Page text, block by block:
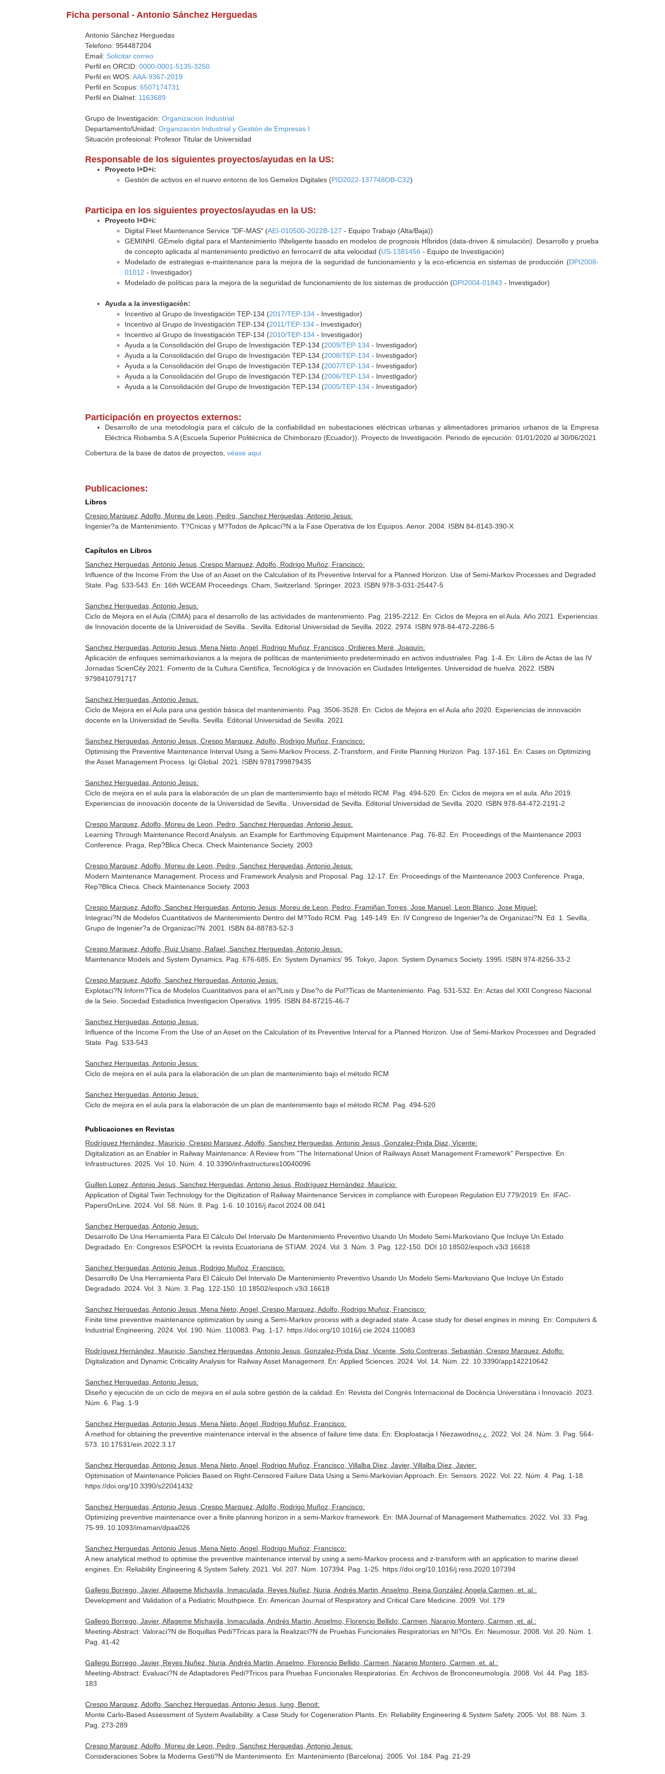
Ficha personal - Antonio Sánchez Herguedas
Antonio Sánchez Herguedas
Telefono: 954487204
Email: Solicitar correo
Perfil en ORCID:0000-0001-5135-3250
Perfil en WOS:AAA-9367-2019
Perfil en Scopus:6507174731
Perfil en Dialnet: 1163689
Grupo de Investigación:Organizacion Industrial
Departamento/Unidad:Organización Industrial y Gestión de Empresas I
Situación profesional: Profesor Titular de Universidad
Responsable de los siguientes proyectos/ayudas en la US:
Proyecto I+D+i:
Gestión de activos en el nuevo entorno de los Gemelos Digitales (PID2022-137748OB-C32)
Participa en los siguientes proyectos/ayudas en la US:
Proyecto I+D+i:
Digital Fleet Maintenance Service "DF-MAS" (AEI-010500-2022B-127 - Equipo Trabajo (Alta/Baja))
GEMINHI. GEmelo digital para el Mantenimiento INteligente basado en modelos de prognosis HÍbridos (data-driven & simulación). Desarrollo y prueba
de concepto aplicada al mantenimiento predictivo en ferrocarril de alta velocidad (US-1381456 - Equipo de Investigación)
Modelado de estrategias e-maintenance para la mejora de la seguridad de funcionamiento y la eco-eficiencia en sistemas de producción (DPI2008-
01012 - Investigador)
Modelado de políticas para la mejora de la seguridad de funcionamiento de los sistemas de producción (DPI2004-01843 - Investigador)
Ayuda a la investigación:
Incentivo al Grupo de Investigación TEP-134 (2017/TEP-134 - Investigador)
Incentivo al Grupo de Investigación TEP-134 (2011/TEP-134 - Investigador)
Incentivo al Grupo de Investigación TEP-134 (2010/TEP-134 - Investigador)
Ayuda a la Consolidación del Grupo de Investigación TEP-134 (2009/TEP-134 - Investigador)
Ayuda a la Consolidación del Grupo de Investigación TEP-134 (2008/TEP-134 - Investigador)
Ayuda a la Consolidación del Grupo de Investigación TEP-134 (2007/TEP-134 - Investigador)
Ayuda a la Consolidación del Grupo de Investigación TEP-134 (2006/TEP-134 - Investigador)
Ayuda a la Consolidación del Grupo de Investigación TEP-134 (2005/TEP-134 - Investigador)
Participación en proyectos externos:
Desarrollo de una metodología para el cálculo de la confiabilidad en subestaciones eléctricas urbanas y alimentadores primarios urbanos de la Empresa
Eléctrica Riobamba S.A (Escuela Superior Politécnica de Chimborazo (Ecuador)). Proyecto de Investigación. Periodo de ejecución: 01/01/2020 al 30/06/2021
Cobertura de la base de datos de proyectos,véase aqui
Publicaciones:
Libros
Crespo Marquez, Adolfo, Moreu de Leon, Pedro, Sanchez Herguedas, Antonio Jesus:
Ingenier?a de Mantenimiento. T?Cnicas y M?Todos de Aplicaci?N a la Fase Operativa de los Equipos. Aenor. 2004. ISBN 84-8143-390-X
Capítulos en Libros
Sanchez Herguedas, Antonio Jesus, Crespo Marquez, Adolfo, Rodrigo Muñoz, Francisco:
Influence of the Income From the Use of an Asset on the Calculation of its Preventive Interval for a Planned Horizon. Use of Semi-Markov Processes and Degraded
State. Pag. 533-543. En: 16th WCEAM Proceedings . Cham, Switzerland. Springer. 2023. ISBN 978-3-031-25447-5
Sanchez Herguedas, Antonio Jesus:
Ciclo de Mejora en el Aula (CIMA) para el desarrollo de las actividades de mantenimiento. Pag. 2195-2212. En: Ciclos de Mejora en el Aula. Año 2021. Experiencias
de Innovación docente de la Universidad de Sevilla.
. Sevilla. Editorial Universidad de Sevilla. 2022. 2974. ISBN 978-84-472-2286-5
Sanchez Herguedas, Antonio Jesus, Mena Nieto, Angel, Rodrigo Muñoz, Francisco, Ordieres Meré, Joaquín:
Aplicación de enfoques semimarkovianos a la mejora de políticas de mantenimiento predeterminado en activos industriales. Pag. 1-4. En: Libro de Actas de las IV
Jornadas ScienCity 2021: Fomento de la Cultura Científica, Tecnológica y de Innovación en Ciudades Inteligentes . Universidad de huelva. 2022. ISBN
9798410791717
Sanchez Herguedas, Antonio Jesus:
Ciclo de Mejora en el Aula para una gestión básica del mantenimiento. Pag. 3506-3528. En: Ciclos de Mejora en el Aula año 2020. Experiencias de innovación
docente en la Universidad de Sevilla . Sevilla. Editorial Universidad de Sevilla. 2021
Sanchez Herguedas, Antonio Jesus, Crespo Marquez, Adolfo, Rodrigo Muñoz, Francisco:
Optimising the Preventive Maintenance Interval Using a Semi-Markov Process, Z-Transform, and Finite Planning Horizon. Pag. 137-161. En: Cases on Optimizing
the Asset Management Process . Igi Global. 2021. ISBN 9781799879435
Sanchez Herguedas, Antonio Jesus:
Ciclo de mejora en el aula para la elaboración de un plan de mantenimiento bajo el método RCM. Pag. 494-520. En: Ciclos de mejora en el aula. Año 2019.
Experiencias de innovación docente de la Universidad de Sevilla.
. Universidad de Sevilla. Editorial Universidad de Sevilla. 2020. ISBN 978-84-472-2191-2
Crespo Marquez, Adolfo, Moreu de Leon, Pedro, Sanchez Herguedas, Antonio Jesus:
Learning Through Maintenance Record Analysis. an Example for Earthmoving Equipment Maintenance. Pag. 76-82. En: Proceedings of the Maintenance 2003
Conference . Praga, Rep?Blica Checa. Check Maintenance Society. 2003
Crespo Marquez, Adolfo, Moreu de Leon, Pedro, Sanchez Herguedas, Antonio Jesus:
Modern Maintenance Management. Process and Framework Analysis and Proposal. Pag. 12-17. En: Proceedings of the Maintenance 2003 Conference . Praga,
Rep?Blica Checa. Check Maintenance Society. 2003
Crespo Marquez, Adolfo, Sanchez Herguedas, Antonio Jesus, Moreu de Leon, Pedro, Framiñan Torres, Jose Manuel, Leon Blanco, Jose Miguel:
Integraci?N de Modelos Cuantitativos de Mantenimiento Dentro del M?Todo RCM. Pag. 149-149. En: IV Congreso de Ingenier?a de Organizaci?N . Ed. 1. Sevilla,.
Grupo de Ingenier?a de Organizaci?N. 2001. ISBN 84-88783-52-3
Crespo Marquez, Adolfo, Ruiz Usano, Rafael, Sanchez Herguedas, Antonio Jesus:
Maintenance Models and System Dynamics. Pag. 676-685. En: System Dynamics' 95 . Tokyo, Japon. System Dynamics Society. 1995. ISBN 974-8256-33-2
Crespo Marquez, Adolfo, Sanchez Herguedas, Antonio Jesus:
Explotaci?N Inform?Tica de Modelos Cuantitativos para el an?Lisis y Dise?o de Pol?Ticas de Mantenimiento. Pag. 531-532. En: Actas del XXII Congreso Nacional
de la Seio . Sociedad Estadistica Investigacion Operativa. 1995. ISBN 84-87215-46-7
Sanchez Herguedas, Antonio Jesus:
Influence of the Income From the Use of an Asset on the Calculation of its Preventive Interval for a Planned Horizon. Use of Semi-Markov Processes and Degraded
State. Pag. 533-543
Sanchez Herguedas, Antonio Jesus:
Ciclo de mejora en el aula para la elaboración de un plan de mantenimiento bajo el método RCM
Sanchez Herguedas, Antonio Jesus:
Ciclo de mejora en el aula para la elaboración de un plan de mantenimiento bajo el método RCM. Pag. 494-520
Publicaciones en Revistas
Rodríguez Hernández, Mauricio, Crespo Marquez, Adolfo, Sanchez Herguedas, Antonio Jesus, Gonzalez-Prida Diaz, Vicente:
Digitalization as an Enabler in Railway Maintenance: A Review from "The International Union of Railways Asset Management Framework" Perspective. En:
Infrastructures . 2025. Vol. 10. Núm. 4. 10.3390/infrastructures10040096
Guillen Lopez, Antonio Jesus, Sanchez Herguedas, Antonio Jesus, Rodríguez Hernández, Mauricio:
Application of Digital Twin Technology for the Digitization of Railway Maintenance Services in compliance with European Regulation EU 779/2019. En: IFAC-
PapersOnLine . 2024. Vol. 58. Núm. 8. Pag. 1-6. 10.1016/j.ifacol.2024.08.041
Sanchez Herguedas, Antonio Jesus:
Desarrollo De Una Herramienta Para El Cálculo Del Intervalo De Mantenimiento Preventivo Usando Un Modelo Semi-Markoviano Que Incluye Un Estado
Degradado. En: Congresos ESPOCH: la revista Ecuatoriana de STIAM . 2024. Vol. 3. Núm. 3. Pag. 122-150. DOI 10.18502/espoch.v3i3.16618
Sanchez Herguedas, Antonio Jesus, Rodrigo Muñoz, Francisco:
Desarrollo De Una Herramienta Para El Cálculo Del Intervalo De Mantenimiento Preventivo Usando Un Modelo Semi-Markoviano Que Incluye Un Estado
Degradado. 2024. Vol. 3. Núm. 3. Pag. 122-150. 10.18502/espoch.v3i3.16618
Sanchez Herguedas, Antonio Jesus, Mena Nieto, Angel, Crespo Marquez, Adolfo, Rodrigo Muñoz, Francisco:
Finite time preventive maintenance optimization by using a Semi-Markov process with a degraded state. A case study for diesel engines in mining. En: Computers &
Industrial Engineering . 2024. Vol. 190. Núm. 110083. Pag. 1-17. https://doi.org/10.1016/j.cie.2024.110083
Rodríguez Hernández, Mauricio, Sanchez Herguedas, Antonio Jesus, Gonzalez-Prida Diaz, Vicente, Soto Contreras, Sebastián, Crespo Marquez, Adolfo:
Digitalization and Dynamic Criticality Analysis for Railway Asset Management. En: Applied Sciences . 2024. Vol. 14. Núm. 22. 10.3390/app142210642
Sanchez Herguedas, Antonio Jesus:
Diseño y ejecución de un ciclo de mejora en el aula sobre gestión de la calidad. En: Revista del Congrés Internacional de Docència Universitària i Innovació . 2023.
Núm. 6. Pag. 1-9
Sanchez Herguedas, Antonio Jesus, Mena Nieto, Angel, Rodrigo Muñoz, Francisco:
A method for obtaining the preventive maintenance interval in the absence of failure time data. En: Eksploatacja I Niezawodno¿¿
. 2022. Vol. 24. Núm. 3. Pag. 564-
573. 10.17531/ein.2022.3.17
Sanchez Herguedas, Antonio Jesus, Mena Nieto, Angel, Rodrigo Muñoz, Francisco, Villalba Díez, Javier, Villalba Díez, Javier:
Optimisation of Maintenance Policies Based on Right-Censored Failure Data Using a Semi-Markovian Approach. En: Sensors . 2022. Vol. 22. Núm. 4. Pag. 1-18.
https://doi.org/10.3390/s22041432
Sanchez Herguedas, Antonio Jesus, Crespo Marquez, Adolfo, Rodrigo Muñoz, Francisco:
Optimizing preventive maintenance over a finite planning horizon in a semi-Markov framework. En: IMA Journal of Management Mathematics . 2022. Vol. 33. Pag.
75-99. 10.1093/imaman/dpaa026
Sanchez Herguedas, Antonio Jesus, Mena Nieto, Angel, Rodrigo Muñoz, Francisco:
A new analytical method to optimise the preventive maintenance interval by using a semi-Markov process and z-transform with an application to marine diesel
engines. En: Reliability Engineering & System Safety. 2021. Vol. 207. Núm. 107394. Pag. 1-25. https://doi.org/10.1016/j.ress.2020.107394
Gallego Borrego, Javier, Alfageme Michavila, Inmaculada, Reyes Nuñez, Nuria, Andrés Martin, Anselmo, Reina González,Angela Carmen, et. al.:
Development and Validation of a Pediatric Mouthpiece. En: American Journal of Respiratory and Critical Care Medicine . 2009. Vol. 179
Gallego Borrego, Javier, Alfageme Michavila, Inmaculada, Andrés Martin, Anselmo, Florencio Bellido, Carmen, Naranjo Montero, Carmen, et. al.:
Meeting-Abstract: Valoraci?N de Boquillas Pedi?Tricas para la Realizaci?N de Pruebas Funcionales Respiratorias en NI?Os. En: Neumosur. 2008. Vol. 20. Núm. 1.
Pag. 41-42
Gallego Borrego, Javier, Reyes Nuñez, Nuria, Andrés Martin, Anselmo, Florencio Bellido, Carmen, Naranjo Montero, Carmen, et. al.:
Meeting-Abstract: Evaluaci?N de Adaptadores Pedi?Tricos para Pruebas Funcionales Respiratorias. En: Archivos de Bronconeumología . 2008. Vol. 44. Pag. 183-
183
Crespo Marquez, Adolfo, Sanchez Herguedas, Antonio Jesus, Iung, Benoit:
Monte Carlo-Based Assessment of System Availability. a Case Study for Cogeneration Plants. En: Reliability Engineering & System Safety. 2005. Vol. 88. Núm. 3.
Pag. 273-289
Crespo Marquez, Adolfo, Moreu de Leon, Pedro, Sanchez Herguedas, Antonio Jesus:
Consideraciones Sobre la Moderna Gesti?N de Mantenimiento. En: Mantenimiento (Barcelona) . 2005. Vol. 184. Pag. 21-29